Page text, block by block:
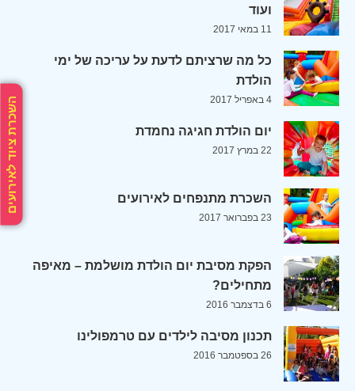
השכרת ציוד לאירועים
ועוד
11 במאי 2017
כל מה שרציתם לדעת על עריכה של ימי
הולדת
4 באפריל 2017
יום הולדת חגיגה נחמדת
22 במרץ 2017
השכרת מתנפחים לאירועים
23 בפברואר 2017
הפקת מסיבת יום הולדת מושלמת – מאיפה
מתחילים?
6 בדצמבר 2016
תכנון מסיבה לילדים עם טרמפולינו
26 בספטמבר 2016